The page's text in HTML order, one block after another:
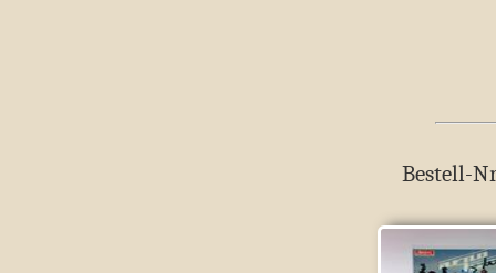
Bestell-